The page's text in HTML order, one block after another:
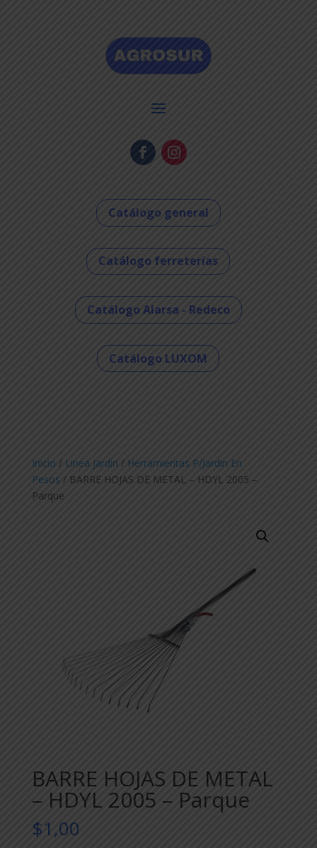
Catálogo general
Catálogo ferreterías
Catálogo Alarsa - Redeco
Catálogo LUXOM
Inicio / Linea Jardin / Herramientas P/Jardin En
Pesos / BARRE HOJAS DE METAL – HDYL 2005 –
Parque
BARRE HOJAS DE METAL
– HDYL 2005 – Parque
$1,00